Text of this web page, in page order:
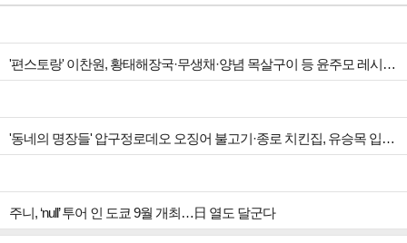
'편스토랑' 이찬원, 황태해장국·무생채·양념 목살구이 등 윤주모 레시피 섭렵
'동네의 명장들' 압구정로데오 오징어 불고기·종로 치킨집, 유승목 입맛 저격
주니, ‘null’ 투어 인 도쿄 9월 개최…日 열도 달군다